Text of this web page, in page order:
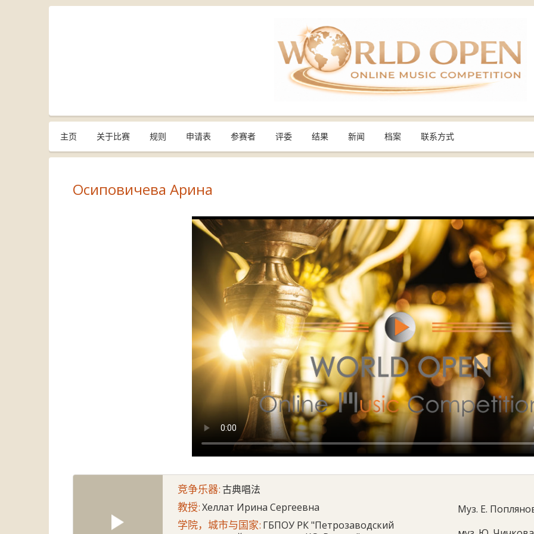
主页 关于比赛 规则 申请表 参赛者 评委 结果 新闻 档案 联系方式
Осиповичева Арина
竞争乐器:古典唱法
教授:Хеллат Ирина Сергеевна
学院，城市与国家: ГБПОУ РК "Петрозаводский
Муз. Е.